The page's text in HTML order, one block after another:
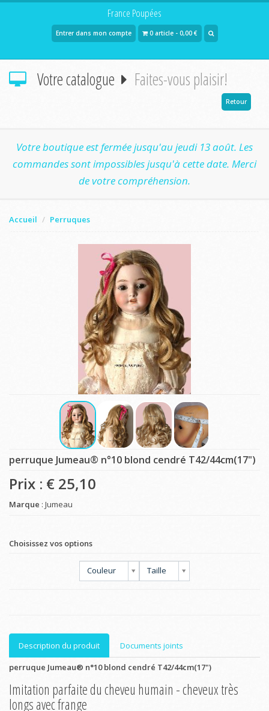
France Poupées
Entrer dans mon compte 0 article - 0,00 €
Votre catalogue Faites-vous plaisir!
Retour
Votre boutique est fermée jusqu'au jeudi 13 août. Les
commandes sont impossibles jusqu'à cette date. Merci
de votre compréhension.
Accueil Perruques
perruque Jumeau® n°10 blond cendré T42/44cm(17")
Prix : € 25,10
Marque : Jumeau
Choisissez vos options
Couleur Taille
Description du produit
Documents joints
perruque Jumeau® n°10 blond cendré T42/44cm(17")
Imitation parfaite du cheveu humain - cheveux très
longs avec frange